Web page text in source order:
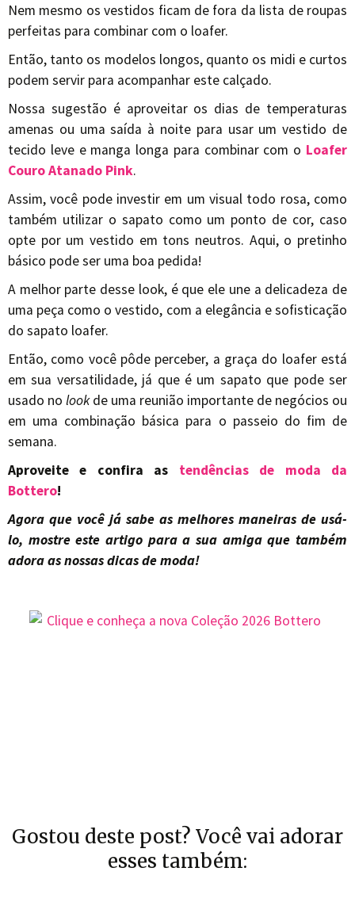
Nem mesmo os vestidos ficam de fora da lista de roupas
perfeitas para combinar com o loafer.
Então, tanto os modelos longos, quanto os midi e curtos
podem servir para acompanhar este calçado.
Nossa sugestão é aproveitar os dias de temperaturas
amenas ou uma saída à noite para usar um vestido de
tecido leve e manga longa para combinar com o Loafer
Couro Atanado Pink.
Assim, você pode investir em um visual todo rosa, como
também utilizar o sapato como um ponto de cor, caso
opte por um vestido em tons neutros. Aqui, o pretinho
básico pode ser uma boa pedida!
A melhor parte desse look, é que ele une a delicadeza de
uma peça como o vestido, com a elegância e sofisticação
do sapato loafer.
Então, como você pôde perceber, a graça do loafer está
em sua versatilidade, já que é um sapato que pode ser
usado no lookde uma reunião importante de negócios ou
em uma combinação básica para o passeio do fim de
semana.
Aproveite e confira as
tendências de moda da
Bottero!
Agora que você já sabe as melhores maneiras de usá-
lo, mostre este artigo para a sua amiga que também
adora as nossas dicas de moda!
Gostou deste post? Você vai adorar
esses também: